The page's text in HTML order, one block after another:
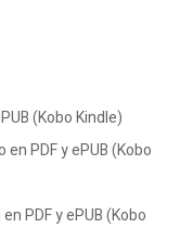
(Kobo Kindle)
PDF y ePUB (Kobo
PDF y ePUB (Kobo